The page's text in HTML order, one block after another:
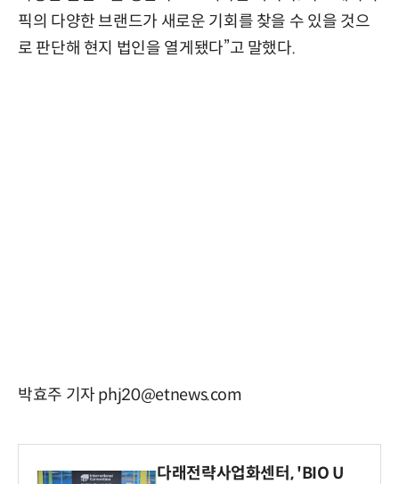
픽의 다양한 브랜드가 새로운 기회를 찾을 수 있을 것으
로 판단해 현지 법인을 열게됐다”고 말했다.
박효주 기자 phj20@etnews.com
다래전략사업화센터, 'BIO U